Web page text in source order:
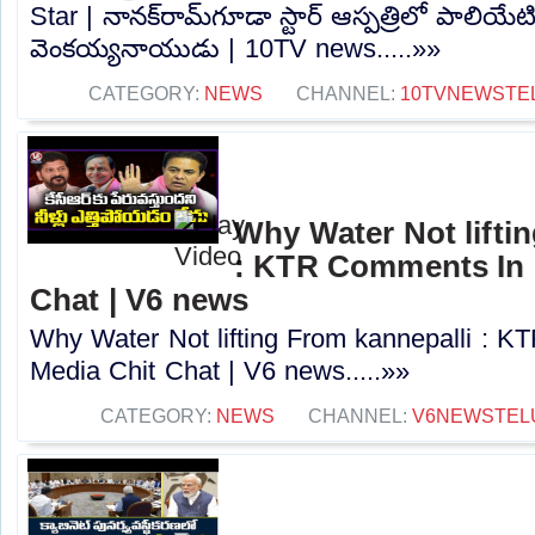
Star | నానక్‌రామ్‌గూడా స్టార్ ఆస్పత్రిలో
వెంకయ్యనాయుడు | 10TV news.....»»
CATEGORY: NEWS CHANNEL:
Why Water Not
: KTR Comments
Chat | V6 news
Why Water Not lifting From kannepalli :
Media Chit Chat | V6 news.....»»
CATEGORY: NEWS CHANNEL: